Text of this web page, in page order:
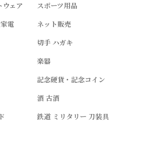
ウェア
スポーツ用品
電
ネット販売
切手 ハガキ
楽器
記念硬貨・記念コイン
酒 古酒
鉄道 ミリタリー 刀装具